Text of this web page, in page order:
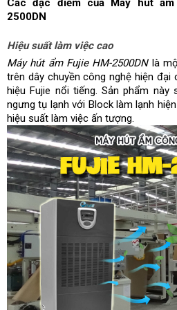
Các đặc điểm của Máy hút
2500DN
Hiệu suất làm việc cao
Máy hút ẩm Fujie HM-2500DN là
trên dây chuyền công nghệ hiện đại
hiệu Fujie nổi tiếng. Sản phẩm
ngưng tụ lạnh với Block làm lạnh
hiệu suất làm việc ấn tượng.